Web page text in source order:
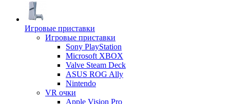
Игровые приставки
Игровые приставки
Sony PlayStation
Microsoft XBOX
Valve Steam Deck
ASUS ROG Ally
Nintendo
VR очки
Apple Vision Pro